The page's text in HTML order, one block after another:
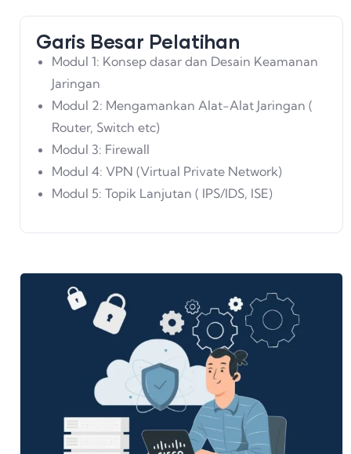
Garis Besar Pelatihan
Modul 1: Konsep dasar dan Desain Keamanan
Jaringan
Modul 2: Mengamankan Alat-Alat Jaringan (
Router, Switch etc)
Modul 3: Firewall
Modul 4: VPN (Virtual Private Network)
Modul 5: Topik Lanjutan ( IPS/IDS, ISE)